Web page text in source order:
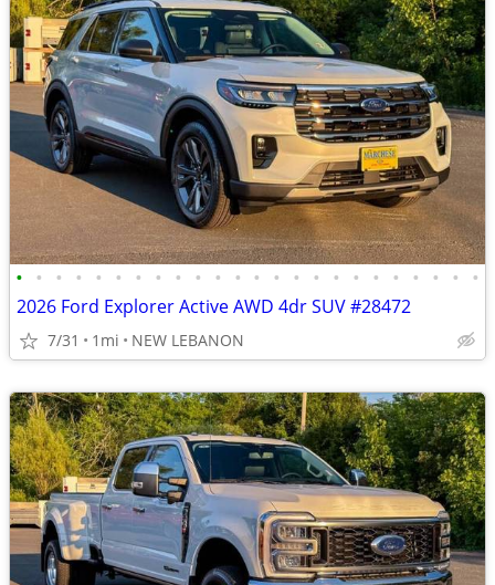
• • • • • • • • • • • • • • • • • • • • • • • •
2026 Ford Explorer Active AWD 4dr SUV #28472
7/31 1mi NEW LEBANON